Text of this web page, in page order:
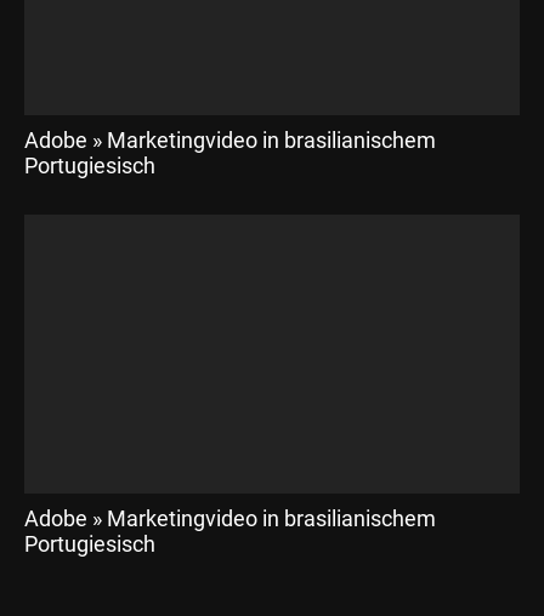
Adobe » Marketingvideo in brasilianischem
Portugiesisch
Adobe » Marketingvideo in brasilianischem
Portugiesisch